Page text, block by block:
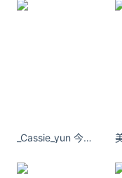
_Cassie_yun 今天是绿色系女孩2上海·小着XIAO ZHUO ​​​​